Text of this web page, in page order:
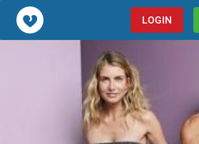
Popcorn.dating LOGIN